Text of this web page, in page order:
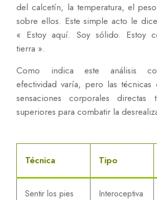
del calcetín, la temperatura, el
sobre ellos. Este simple acto le
« Estoy aquí. Soy sólido. Estoy
tierra ».
Como indica este análisis
efectividad varía, pero las técnicas
sensaciones corporales
superiores para combatir la
Técnica Tipo
Sentir los pies Interoceptiva